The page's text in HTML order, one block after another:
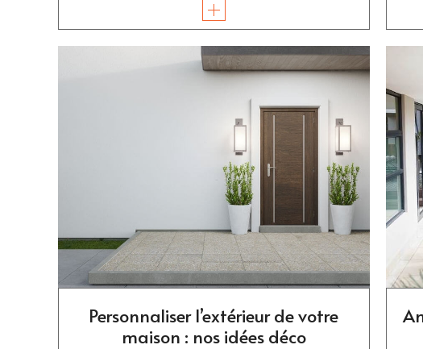
Personnaliser l’extérieur de votre
maison : nos idées déco